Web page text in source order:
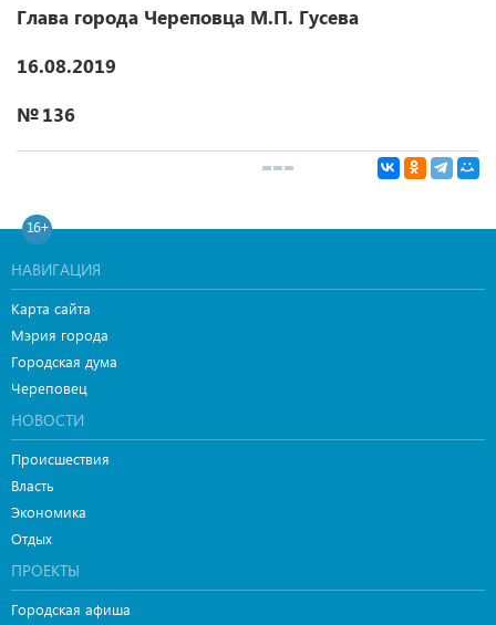
Глава города Череповца М.П. Гусева
16.08.2019
№ 136
16+
НАВИГАЦИЯ
Карта сайта
Мэрия города
Городская дума
Череповец
НОВОСТИ
Происшествия
Власть
Экономика
Отдых
ПРОЕКТЫ
Городская афиша